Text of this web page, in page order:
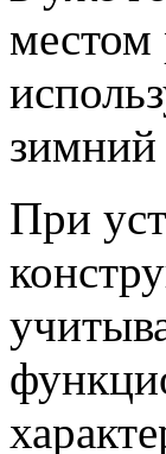
местом
зимний
При